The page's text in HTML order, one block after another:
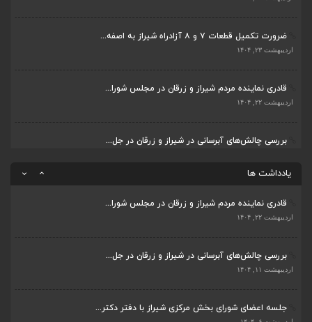
قادری نماینده مردم شیراز و زرقان در مجلس شورا...
اردیبهشت ۲۲, ۱۴۰۴
بررسی چالش‌های آبرسانی در شیراز و زرقان در جل...
اردیبهشت ۱۱, ۱۴۰۴
یادداشت ها
پیگیری دکتر قادری و سایر نمایندگان شیراز ارتق...
ضرورت تکمیل قطعات ۷ و ۸ آزادراه شیراز به اصفه...
اردیبهشت ۲۲, ۱۴۰۴
بررسی چالش‌های آبرسانی در شیراز و زرقان در جل...
اردیبهشت ۱۱, ۱۴۰۴
جلسه اعضای شورای بخش مرکزی شیراز با دفتر دکتر...
اردیبهشت ۶, ۱۴۰۴
پیگیری دکتر قادری و سایر نمایندگان شیراز ارتق...